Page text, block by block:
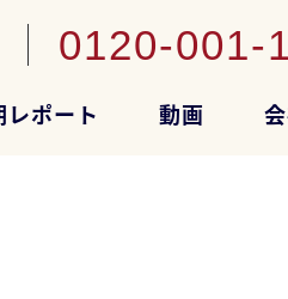
0120-001-
レポート 動画